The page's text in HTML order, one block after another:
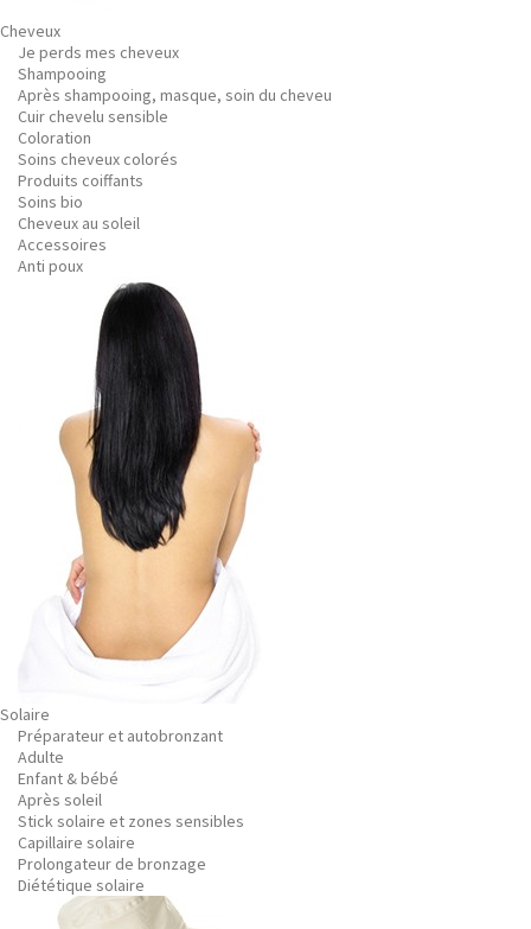
Cheveux
Je perds mes cheveux
Shampooing
Après shampooing, masque, soin du cheveu
Cuir chevelu sensible
Coloration
Soins cheveux colorés
Produits coiffants
Soins bio
Cheveux au soleil
Accessoires
Anti poux
Solaire
Préparateur et autobronzant
Adulte
Enfant & bébé
Après soleil
Stick solaire et zones sensibles
Capillaire solaire
Prolongateur de bronzage
Diététique solaire